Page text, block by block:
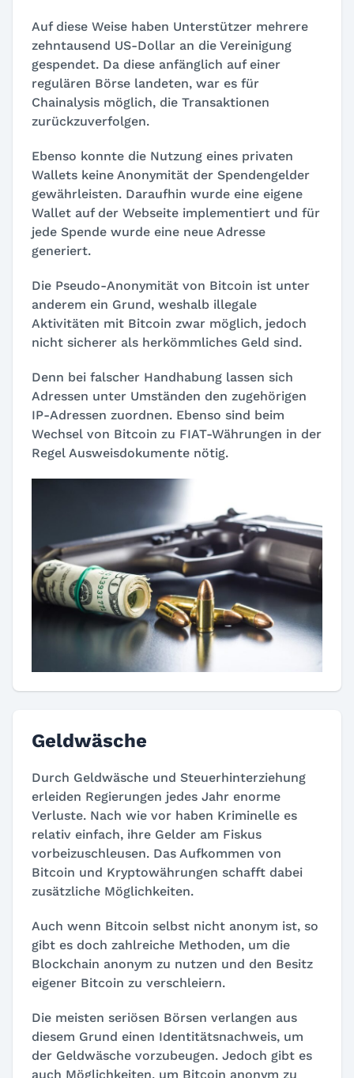
Auf diese Weise haben Unterstützer mehrere
zehntausend US-Dollar an die Vereinigung
gespendet. Da diese anfänglich auf einer
regulären Börse landeten, war es für
Chainalysis möglich, die Transaktionen
zurückzuverfolgen.
Ebenso konnte die Nutzung eines privaten
Wallets keine Anonymität der Spendengelder
gewährleisten. Daraufhin wurde eine eigene
Wallet auf der Webseite implementiert und für
jede Spende wurde eine neue Adresse
generiert.
Die Pseudo-Anonymität von Bitcoin ist unter
anderem ein Grund, weshalb illegale
Aktivitäten mit Bitcoin zwar möglich, jedoch
nicht sicherer als herkömmliches Geld sind.
Denn bei falscher Handhabung lassen sich
Adressen unter Umständen den zugehörigen
IP-Adressen zuordnen. Ebenso sind beim
Wechsel von Bitcoin zu FIAT-Währungen in der
Regel Ausweisdokumente nötig.
Geldwäsche
Durch Geldwäsche und Steuerhinterziehung
erleiden Regierungen jedes Jahr enorme
Verluste. Nach wie vor haben Kriminelle es
relativ einfach, ihre Gelder am Fiskus
vorbeizuschleusen. Das Aufkommen von
Bitcoin und Kryptowährungen schafft dabei
zusätzliche Möglichkeiten.
Auch wenn Bitcoin selbst nicht anonym ist, so
gibt es doch zahlreiche Methoden, um die
Blockchain anonym zu nutzen und den Besitz
eigener Bitcoin zu verschleiern.
Die meisten seriösen Börsen verlangen aus
diesem Grund einen Identitätsnachweis, um
der Geldwäsche vorzubeugen. Jedoch gibt es
auch Möglichkeiten, um Bitcoin anonym zu